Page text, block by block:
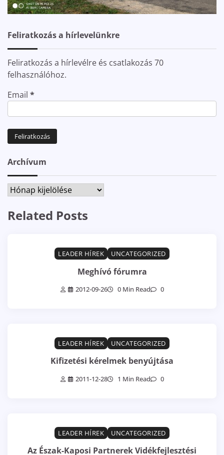
Feliratkozás a hírlevelünkre
Feliratkozás a hírlevélre és csatlakozás 70
felhasználóhoz.
Email *
Archívum
Archívum
Related Posts
LEADER HÍREK UNCATEGORIZED
Meghívó fórumra
2012-09-26 0 Min Read 0
LEADER HÍREK UNCATEGORIZED
Kifizetési kérelmek benyújtása
2011-12-28 1 Min Read 0
LEADER HÍREK UNCATEGORIZED
Az Észak-Kaposi Partnerek Vidékfejlesztési